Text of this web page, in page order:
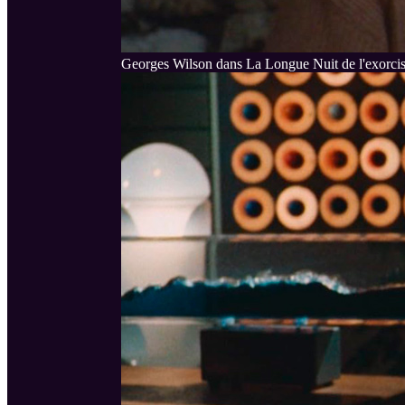
Georges Wilson dans La Longue Nuit de